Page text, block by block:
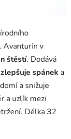
Avanturín v
štěstí. Dodává
zlepšuje spánek a
a snižuje
a uzlík mezi
Délka 32